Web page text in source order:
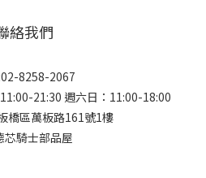
絡我們
8258-2067
21:30 週六日：11:00-18:00
橋區萬板路161號1樓
芯騎士部品屋